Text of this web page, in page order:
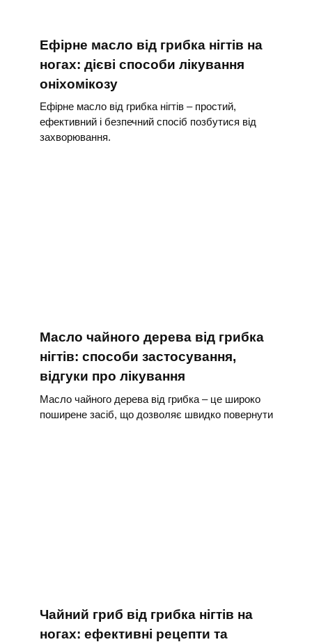
Ефірне масло від грибка нігтів на
ногах: дієві способи лікування
оніхомікозу
Ефірне масло від грибка нігтів – простий,
ефективний і безпечний спосіб позбутися від
захворювання.
Масло чайного дерева від грибка
нігтів: способи застосування,
відгуки про лікування
Масло чайного дерева від грибка – це широко
поширене засіб, що дозволяє швидко повернути
Чайний гриб від грибка нігтів на
ногах: ефективні рецепти та